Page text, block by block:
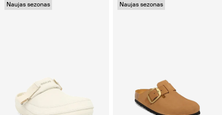
Naujas sezonas Naujas sezonas